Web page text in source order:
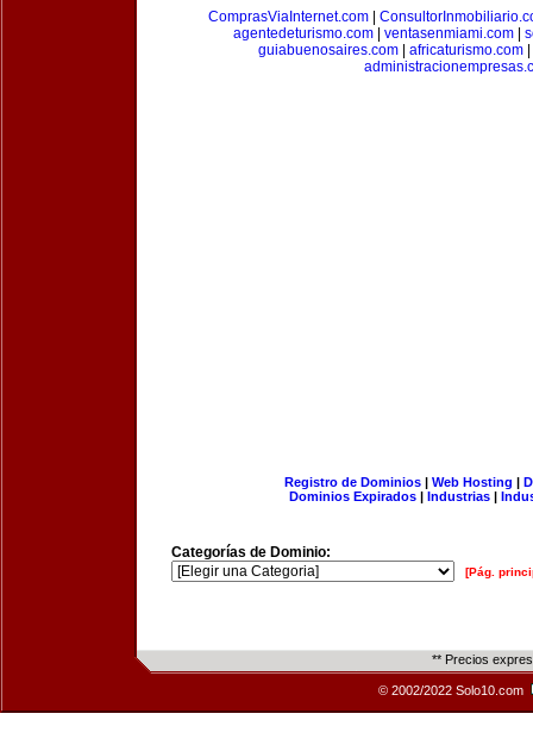
ComprasViaInternet.com
agentedeturismo.com| ventasenmiami.com|
guiabuenosaires.com
africaturismo.com
Registro de Dominios| Web Hosting |
Dominios Expirados | Industrias |
Categorías de Dominio:
[Pág.
** Precios
© 2002/2022 Solo10.com